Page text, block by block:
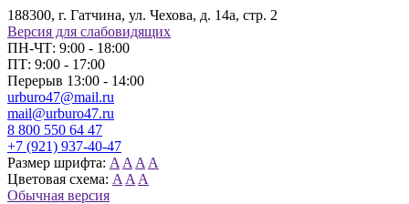
188300, г. Гатчина, ул. Чехова, д. 14а, стр. 2
Версия для слабовидящих
ПН-ЧТ: 9:00 - 18:00
ПТ: 9:00 - 17:00
Перерыв 13:00 - 14:00
urburo47@mail.ru
mail@urburo47.ru
8 800 550 64 47
+7 (921) 937-40-47
Размер шрифта: A A A A
Цветовая схема: A A A
Обычная версия